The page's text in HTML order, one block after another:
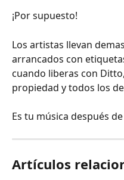
¡Por supuesto!
Los artistas llevan
arrancados con
cuando liberas con
propiedad y todos los
Es tu música después
Artículos